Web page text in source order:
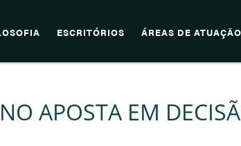
ESCRITÓRIOS ÁREAS DE ATUAÇÃO
APOSTA EM